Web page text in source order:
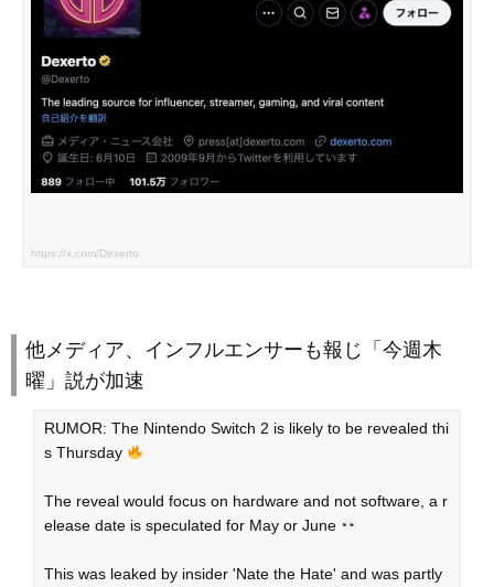
https://x.com/Dexerto
他メディア、インフルエンサーも報じ「今週木
曜」説が加速
RUMOR: The Nintendo Switch 2 is likely to be revealed thi
s Thursday
The reveal would focus on hardware and not software, a r
elease date is speculated for May or June
This was leaked by insider 'Nate the Hate' and was partly